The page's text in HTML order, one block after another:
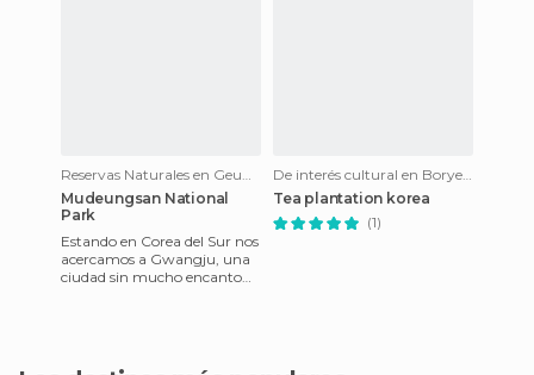
Reservas Naturales en Geumsan-gun
Mudeungsan National
Park
Estando en Corea del Sur nos
acercamos a Gwangju, una
ciudad sin mucho encanto
De interés cultural en Boryeong
Tea plantation korea
(1)